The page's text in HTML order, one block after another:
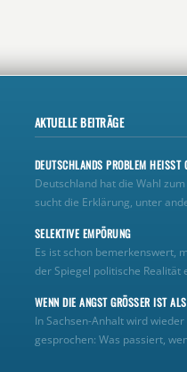
AKTUELLE BEITRÄGE
DEUTSCHLANDS PROBLEM HEISST
Deutschland hat die Wahl
sucht die Erklärung, unter
SELEKTIVE EMPÖRUNG
Es ist schon bemerkenswert,
der Spiegel politische Realität
WENN DIE ANGST GRÖSSER IST
In Sachsen-Anhalt wird
gesprochen: Was passiert,